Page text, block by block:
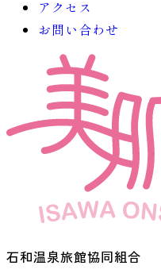
アクセス
お問い合わせ
石和温泉旅館協同組合